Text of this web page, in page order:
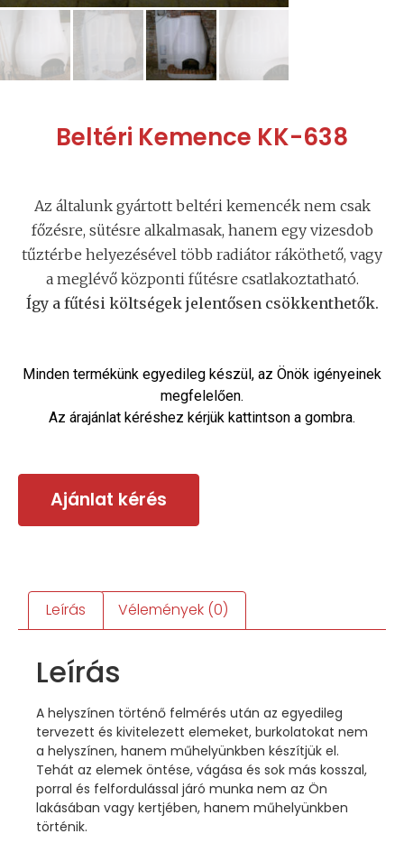
Beltéri Kemence KK-638
Az általunk gyártott beltéri kemencék nem csak
főzésre, sütésre alkalmasak, hanem egy vizesdob
tűztérbe helyezésével több radiátor ráköthető, vagy
a meglévő központi fűtésre csatlakoztatható.
Így a fűtési költségek jelentősen csökkenthetők.
Minden termékünk egyedileg készül, az Önök igényeinek
megfelelően.
Az árajánlat kéréshez kérjük kattintson a gombra.
Ajánlat kérés
Leírás Vélemények (0)
Leírás
A helyszínen történő felmérés után az egyedileg
tervezett és kivitelezett elemeket, burkolatokat nem
a helyszínen, hanem műhelyünkben készítjük el.
Tehát az elemek öntése, vágása és sok más kosszal,
porral és felfordulással járó munka nem az Ön
lakásában vagy kertjében, hanem műhelyünkben
történik.